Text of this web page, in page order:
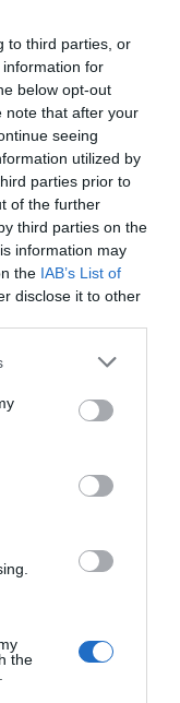
to third parties, or
for
below opt-out
note that after your
seeing
utilized by
parties prior to
of the further
third parties on the
information may
the IAB’s List of
disclose it to other
the
la
de
trabajo
La
meses la
el
la UCO